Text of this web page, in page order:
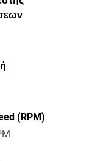
(RPM)